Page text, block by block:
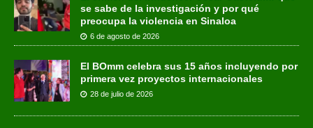
se sabe de la investigación y por qué
preocupa la violencia en Sinaloa
6 de agosto de 2026
El BOmm celebra sus 15 años incluyendo por
primera vez proyectos internacionales
28 de julio de 2026